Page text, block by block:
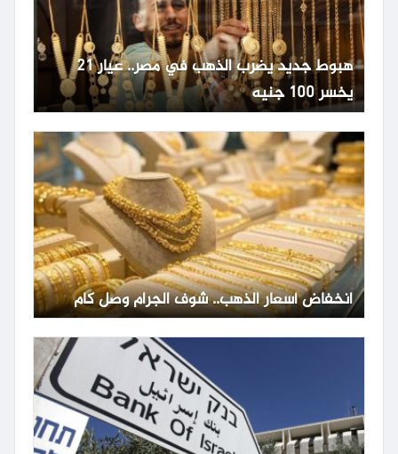
هبوط جديد يضرب الذهب في مصر.. عيار 21
يخسر 100 جنيه
انخفاض أسعار الذهب.. شوف الجرام وصل كام